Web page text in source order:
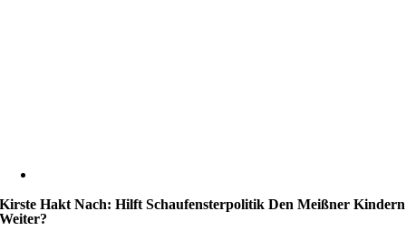
Kirste Hakt Nach: Hilft Schaufensterpolitik Den Meißner Kindern
Weiter?